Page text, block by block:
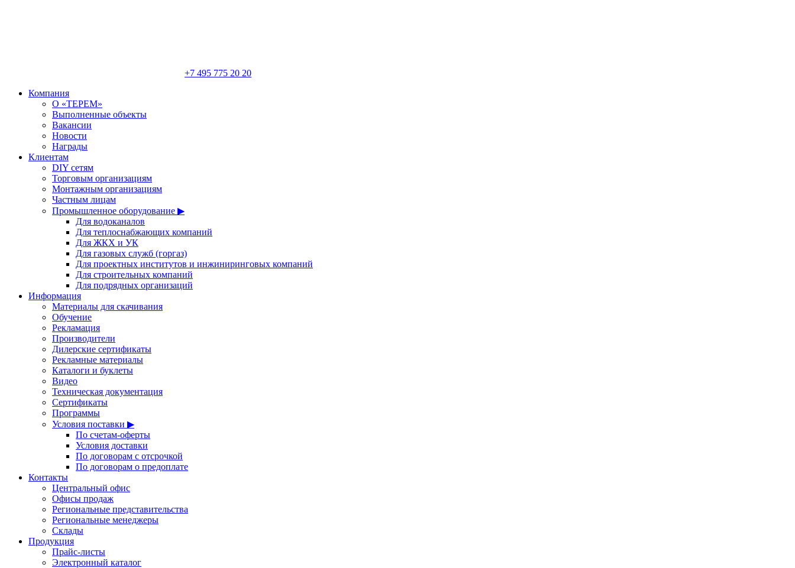
+7 495 775 20 20
Компания
О «ТЕРЕМ»
Выполненные объекты
Вакансии
Новости
Награды
Клиентам
DIY сетям
Торговым организациям
Монтажным организациям
Частным лицам
Промышленное оборудование ▶
Для водоканалов
Для теплоснабжающих компаний
Для ЖКХ и УК
Для газовых служб (горгаз)
Для проектных институтов и инжиниринговых компаний
Для строительных компаний
Для подрядных организаций
Информация
Материалы для скачивания
Обучение
Рекламация
Производители
Дилерские сертификаты
Рекламные материалы
Каталоги и буклеты
Видео
Техническая документация
Сертификаты
Программы
Условия поставки ▶
По счетам-оферты
Условия доставки
По договорам с отсрочкой
По договорам о предоплате
Контакты
Центральный офис
Офисы продаж
Региональные представительства
Региональные менеджеры
Склады
Продукция
Прайс-листы
Электронный каталог